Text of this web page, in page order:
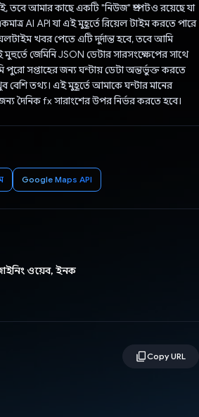
তবে আমার কাছে একটি "নিউজ" প্রম্পটও রয়েছে যা
AI API যা এই মুহূর্তে রিয়েল টাইম করতে পারে
খবর পেতে এটি দুর্দান্ত হবে, তবে আমি
জেমিনি JSON ডেটার সারসংক্ষেপের সাথে
পুরো সপ্তাহের জন্য ঘন্টায় ডেটা অন্তর্ভুক্ত করতে
বেশি তথ্য। এই মুহূর্তে আমাকে ঘন্টার মানের
দৈনিক fx সারাংশের উপর নির্ভর করতে হবে।
Google Maps API
ওয়েব, ইনক